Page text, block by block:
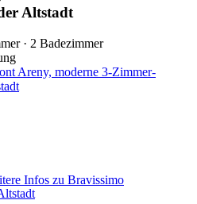
Altstadt
· 2 Badezimmer
Areny, moderne 3-Zimmer-
Infos zu Bravissimo